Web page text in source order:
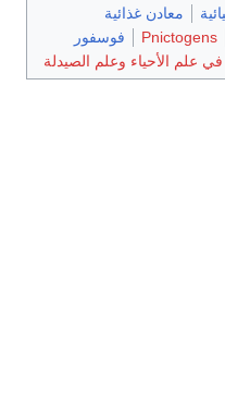
معادن غذائية
Pnictogens
فوسفور
في علم الأحياء وعلم الصيدلة